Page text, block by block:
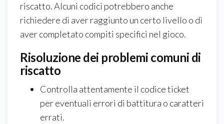
riscatto. Alcuni codici potrebbero anche
richiedere di aver raggiunto un certo livello o di
aver completato compiti specifici nel gioco.
Risoluzione dei problemi comuni di
riscatto
Controlla attentamente il codice ticket
per eventuali errori di battitura o caratteri
errati.